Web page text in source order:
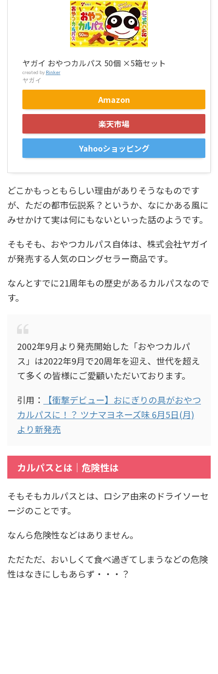
ヤガイ おやつカルパス 50個 ×5箱セット
created by Rinker
ヤガイ
Amazon
楽天市場
Yahooショッピング
どこかもっともらしい理由がありそうなものです
が、ただの都市伝説系？というか、なにかある風に
みせかけて実は何にもないといった話のようです。
そもそも、おやつカルパス自体は、株式会社ヤガイ
が発売する人気のロングセラー商品です。
なんとすでに21周年もの歴史があるカルパスなので
す。
2002年9月より発売開始した「おやつカルパ
ス」は2022年9月で20周年を迎え、世代を超え
て多くの皆様にご愛顧いただいております。
引用：
【衝撃デビュー】おにぎりの具がおやつ
カルパスに！？ ツナマヨネーズ味 6月5日(月)
より新発売
カルパスとは｜危険性は
そもそもカルパスとは、ロシア由来のドライソーセ
ージのことです。
なんら危険性などはありません。
ただただ、おいしくて食べ過ぎてしまうなどの危険
性はなきにしもあらず・・・？